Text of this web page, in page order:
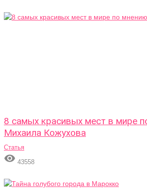
8 самых красивых мест в мире
Михаила Кожухова
Статья
 43558